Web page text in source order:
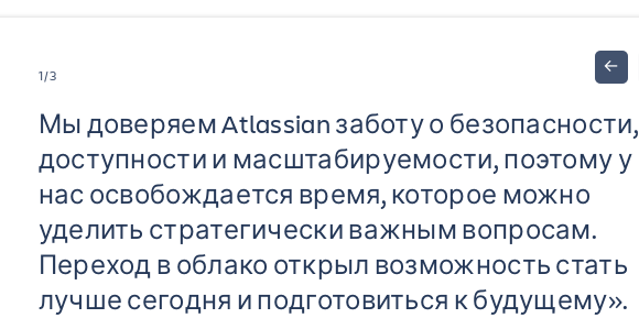
1/3
Мы доверяем Atlassian заботу о безопасности,
доступности и масштабируемости, поэтому у
нас освобождается время, которое можно
уделить стратегически важным вопросам.
Переход в облако открыл возможность стать
лучше сегодня и подготовиться к будущему».
←